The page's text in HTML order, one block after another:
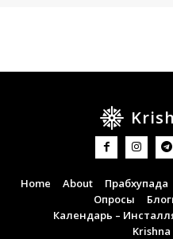
Home About Прабхупада
Опросы
Календарь –
Krishna